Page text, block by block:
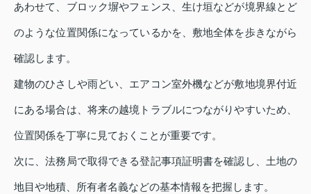
あわせて、ブロック塀やフェンス、生け垣などが境界線とど
のような位置関係になっているかを、敷地全体を歩きながら
確認します。
建物のひさしや雨どい、エアコン室外機などが敷地境界付近
にある場合は、将来の越境トラブルにつながりやすいため、
位置関係を丁寧に見ておくことが重要です。
次に、法務局で取得できる登記事項証明書を確認し、土地の
地目や地積、所有者名義などの基本情報を把握します。